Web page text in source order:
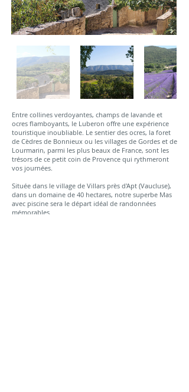
Entre collines verdoyantes, champs de lavande et
ocres flamboyants, le Luberon offre une expérience
touristique inoubliable. Le sentier des ocres, la foret
de Cèdres de Bonnieux ou les villages de Gordes et de
Lourmarin, parmi les plus beaux de France, sont les
trésors de ce petit coin de Provence qui rythmeront
vos journées.
Située dans le village de Villars près d'Apt (Vaucluse),
dans un domaine de 40 hectares, notre superbe Mas
avec piscine sera le départ idéal de randonnées
mémorables.